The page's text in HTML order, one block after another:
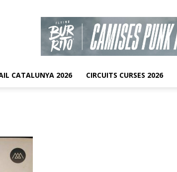
CATALUNYA 2026 CIRCUITS CURSES 2026